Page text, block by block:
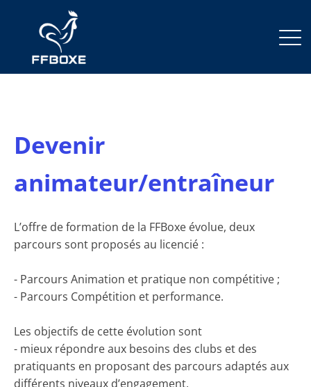
Devenir
animateur/entraîneur
L’offre de formation de la FFBoxe évolue, deux
parcours sont proposés au licencié :
- Parcours Animation et pratique non compétitive ;
- Parcours Compétition et performance.
Les objectifs de cette évolution sont
- mieux répondre aux besoins des clubs et des
pratiquants en proposant des parcours adaptés aux
différents niveaux d’engagement,